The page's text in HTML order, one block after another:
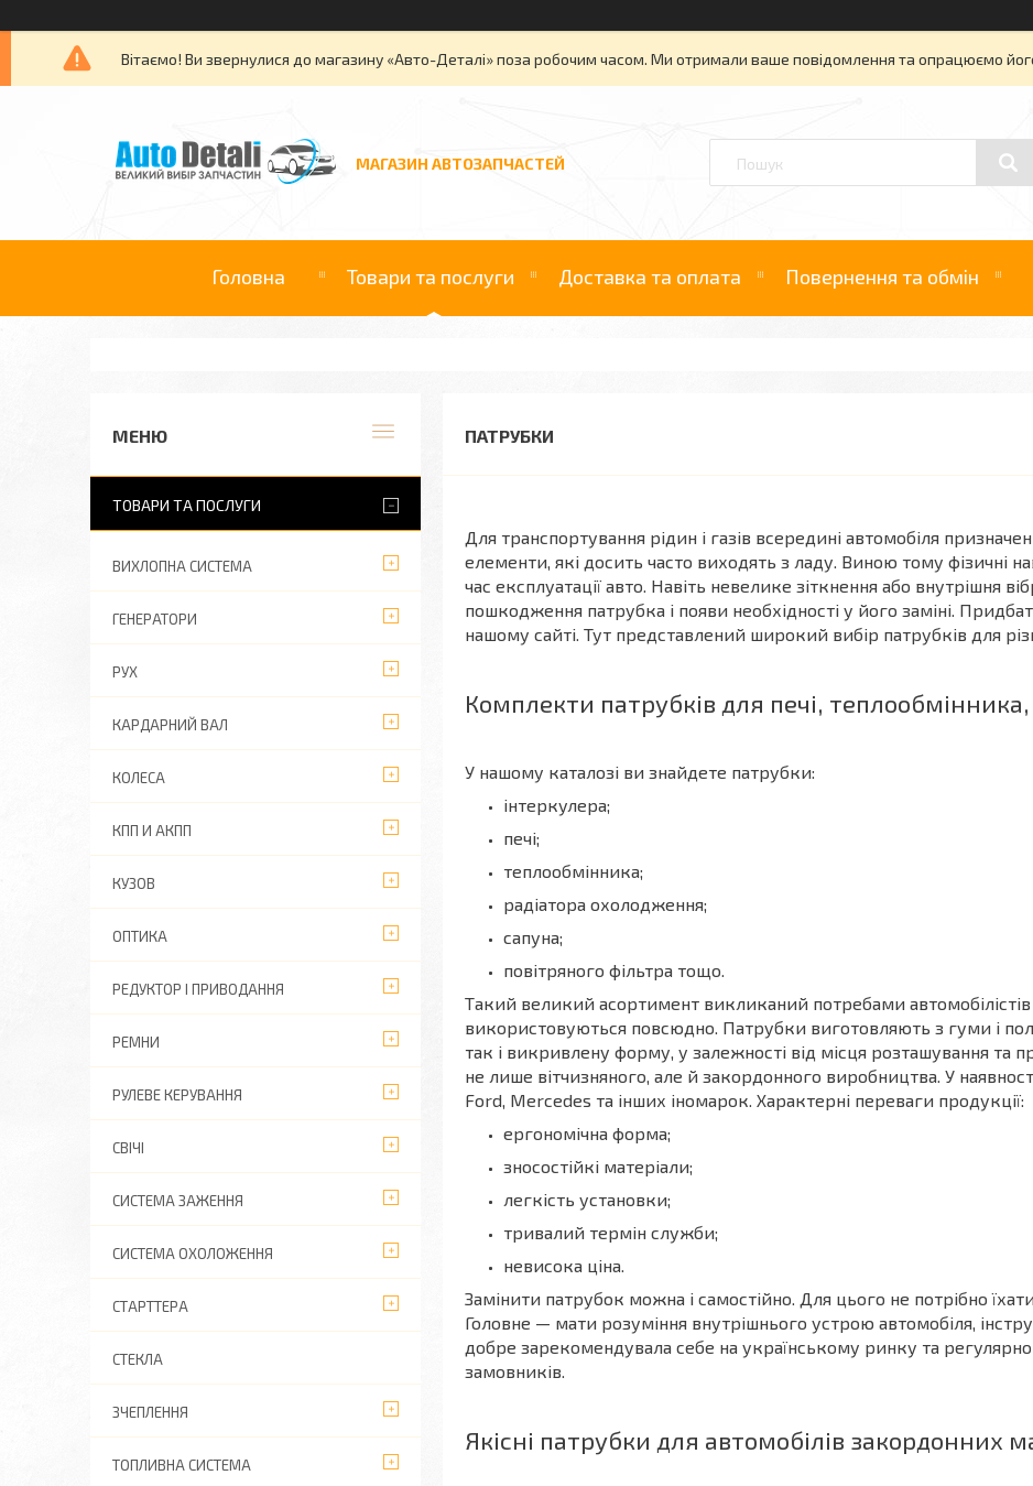
Вітаємо! Ви звернулися до магазину «Авто-Деталі» поза робочим часом. Ми отримали ваше повідомлення та опрацюємо
МАГАЗИН АВТОЗАПЧАСТЕЙ
Головна Товари та послуги Доставка та оплата Повернення та обмін
ПАТРУБКИ
Для транспортування рідин і газів всередині автомобіля
елементи, які досить часто виходять з ладу. Виною тому фізичні
час експлуатації авто. Навіть невелике зіткнення або внутрішня
пошкодження патрубка і появи необхідності у його заміні.
нашому сайті. Тут представлений широкий вибір патрубків для
Комплекти патрубків для печі, теплообмінника,
У нашому каталозі ви знайдете патрубки:
інтеркулера;
печі;
теплообмінника;
радіатора охолодження;
сапуна;
повітряного фільтра тощо.
Такий великий асортимент викликаний потребами
використовуються повсюдно. Патрубки виготовляють з гуми і
так і викривлену форму, у залежності від місця розташування та
не лише вітчизняного, але й закордонного виробництва. У
Ford, Mercedes та інших іномарок. Характерні переваги продукції:
ергономічна форма;
зносостійкі матеріали;
легкість установки;
тривалий термін служби;
невисока ціна.
Замінити патрубок можна і самостійно. Для цього не потрібно
Головне — мати розуміння внутрішнього устрою автомобіля,
добре зарекомендувала себе на українському ринку та
замовників.
Якісні патрубки для автомобілів закордонних
ТОВАРИ ТА ПОСЛУГИ
ВИХЛОПНА СИСТЕМА
ГЕНЕРАТОРИ
РУХ
КАРДАРНИЙ ВАЛ
КОЛЕСА
КПП И АКПП
КУЗОВ
ОПТИКА
РЕДУКТОР І ПРИВОДАННЯ
РЕМНИ
РУЛЕВЕ КЕРУВАННЯ
СВІЧІ
СИСТЕМА ЗАЖЕННЯ
СИСТЕМА ОХОЛОЖЕННЯ
СТАРТТЕРА
СТЕКЛА
ЗЧЕПЛЕННЯ
ТОПЛИВНА СИСТЕМА